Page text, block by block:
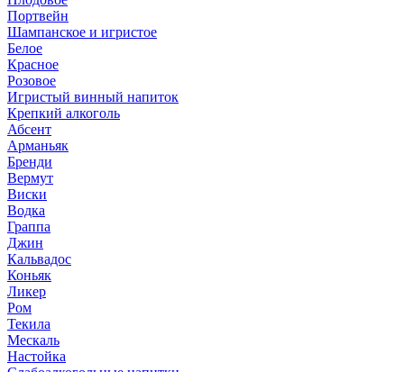
Портвейн
Шампанское и игристое
Белое
Красное
Розовое
Игристый винный напиток
Крепкий алкоголь
Абсент
Арманьяк
Бренди
Вермут
Виски
Водка
Граппа
Джин
Кальвадос
Коньяк
Ликер
Ром
Текила
Мескаль
Настойка